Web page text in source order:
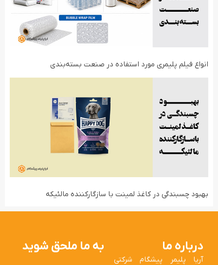
انواع فیلم‌ پلیمری مورد استفاده در صنعت بسته‌بندی
بهبود چسبندگی در کاغذ لمینت با سازگارکننده مالئیکه
درباره ما
آریا پلیمر پیشگام شرکتی
به ما ملحق شوید